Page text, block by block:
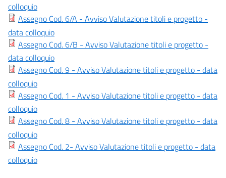
colloquio
Assegno Cod. 6/A - Avviso Valutazione titoli e progetto -
data colloquio
Assegno Cod. 6/B - Avviso Valutazione titoli e progetto -
data colloquio
Assegno Cod. 9 - Avviso Valutazione titoli e progetto - data
colloquio
Assegno Cod. 1 - Avviso Valutazione titoli e progetto - data
colloquio
Assegno Cod. 8 - Avviso Valutazione titoli e progetto - data
colloquio
Assegno Cod. 2- Avviso Valutazione titoli e progetto - data
colloquio